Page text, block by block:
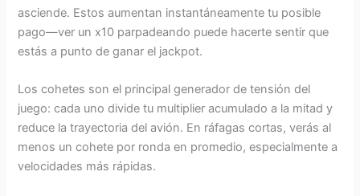
asciende. Estos aumentan instantáneamente tu posible
pago—ver un x10 parpadeando puede hacerte sentir que
estás a punto de ganar el jackpot.
Los cohetes son el principal generador de tensión del
juego: cada uno divide tu multiplier acumulado a la mitad y
reduce la trayectoria del avión. En ráfagas cortas, verás al
menos un cohete por ronda en promedio, especialmente a
velocidades más rápidas.